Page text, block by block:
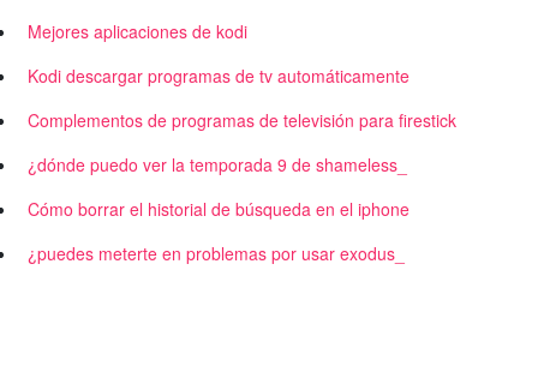
Mejores aplicaciones de kodi
Kodi descargar programas de tv automáticamente
Complementos de programas de televisión para firestick
¿dónde puedo ver la temporada 9 de shameless_
Cómo borrar el historial de búsqueda en el iphone
¿puedes meterte en problemas por usar exodus_